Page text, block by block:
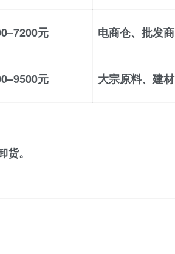
元 电商仓、批发商
元 大宗原料、建材
。